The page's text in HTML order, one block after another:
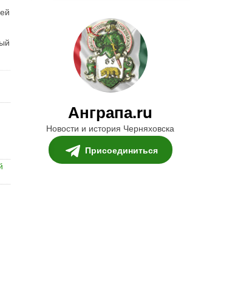
Анграпа.ru
Новости и история Черняховска
Присоединиться